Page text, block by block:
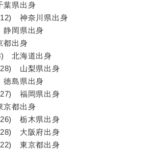
県出身
神奈川県出身
岡県出身
出身
北海道出身
山梨県出身
島県出身
福岡県出身
都出身
栃木県出身
大阪府出身
東京都出身